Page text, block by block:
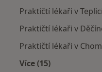
Praktičtí lékaři v
Praktičtí lékaři v
Praktičtí lékaři v
Více (15)